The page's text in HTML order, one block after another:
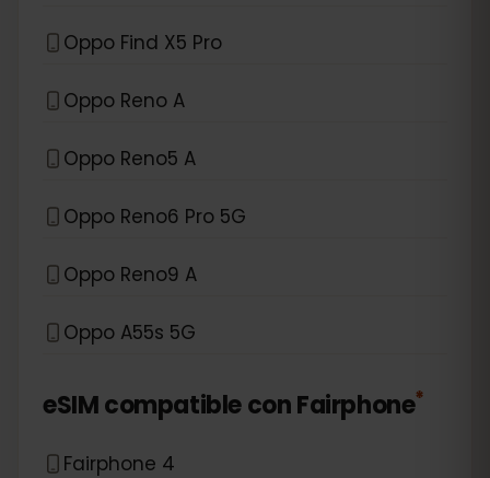
Oppo Find X5 Pro
Oppo Reno A
Oppo Reno5 A
Oppo Reno6 Pro 5G
Oppo Reno9 A
Oppo A55s 5G
eSIM compatible conFairphone*
Fairphone 4